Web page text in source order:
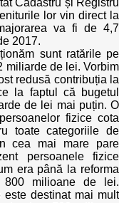
Moldova
of key
Cadastru și Registru
lor vin direct la
va fi de 4,7
2017.
sunt ratările pe
miliarde de lei. Vorbim
redusă contribuția la
la faptul că bugetul
de lei mai puțin. O
fizice cota
toate categoriile de
cea mai mare pare
persoanele fizice
era până la reforma
800 milioane de lei.
este destinat mai mult